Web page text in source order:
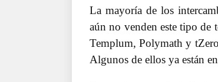
La mayoría de los
aún no venden este tipo de
Templum, Polymath y
Algunos de ellos ya están